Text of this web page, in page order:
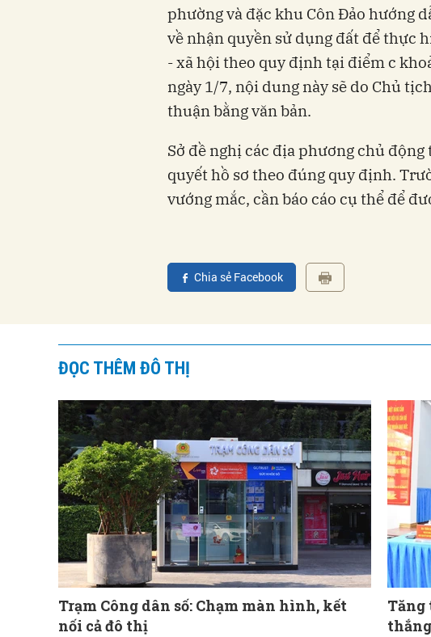
phường và đặc khu Côn Đảo hướng
về nhận quyền sử dụng đất để thực
- xã hội theo quy định tại điểm c
ngày 1/7, nội dung này sẽ do Chủ
thuận bằng văn bản.
Sở đề nghị các địa phương chủ
quyết hồ sơ theo đúng quy định.
vướng mắc, cần báo cáo cụ thể để
Chia sẻ Facebook
ĐỌC THÊM ĐÔ THỊ
Trạm Công dân số: Chạm màn hình, kết
nối cả đô thị
Tăng